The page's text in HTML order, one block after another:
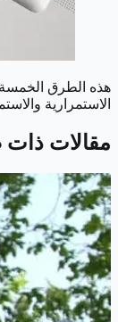
هذه الطرق الخمسة
الاستمرارية
مقالات ذات